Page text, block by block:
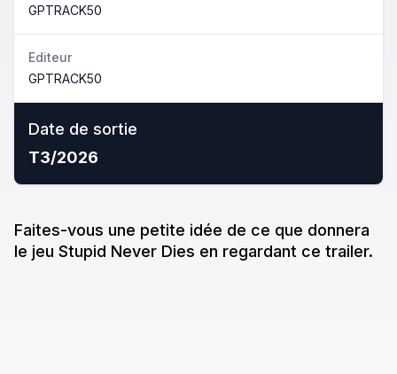
GPTRACK50
Editeur
GPTRACK50
Date de sortie
T3/2026
Faites-vous une petite idée de ce que donnera
le jeu Stupid Never Dies en regardant ce trailer.